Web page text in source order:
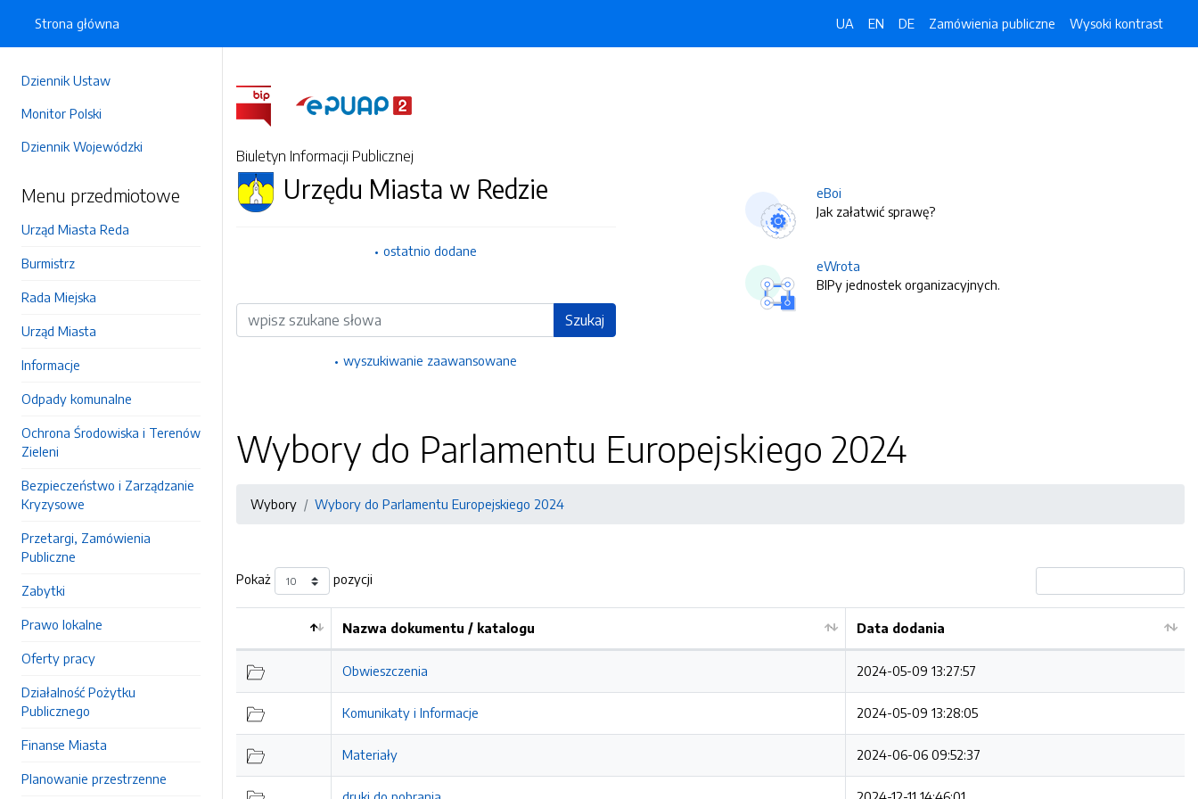
Dziennik Ustaw
Monitor Polski
Dziennik Wojewódzki
Menu przedmiotowe
Urząd Miasta Reda
Burmistrz
Rada Miejska
Urząd Miasta
Informacje
Odpady komunalne
Ochrona Środowiska i Terenów
Zieleni
Bezpieczeństwo i Zarządzanie
Kryzysowe
Przetargi, Zamówienia
Publiczne
Zabytki
Prawo lokalne
Oferty pracy
Działalność Pożytku
Publicznego
Finanse Miasta
Planowanie przestrzenne
Strona główna UA EN DE Zamówienia publiczne Wysoki kontrast
Biuletyn Informacji Publicznej
Urzędu Miasta w Redzie
ostatnio dodane
Wyszukiwarka Szukaj
wyszukiwanie zaawansowane
eBoi
Jak załatwić sprawę?
eWrota
BIPy jednostek organizacyjnych.
Wybory do Parlamentu Europejskiego 2024
Wybory Wybory do Parlamentu Europejskiego 2024
Pokaż pozycji
Kolejność
Nazwa dokumentu / katalogu Data dodania
Obwieszczenia 2024-05-09 13:27:57
Komunikaty i Informacje 2024-05-09 13:28:05
Materiały 2024-06-06 09:52:37